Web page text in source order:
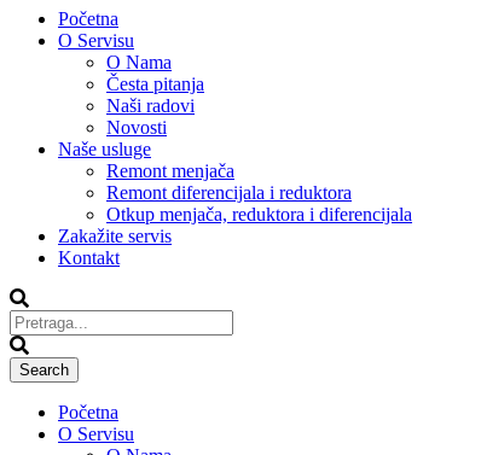
Početna
O Servisu
O Nama
Česta pitanja
Naši radovi
Novosti
Naše usluge
Remont menjača
Remont diferencijala i reduktora
Otkup menjača, reduktora i diferencijala
Zakažite servis
Kontakt
Početna
O Servisu